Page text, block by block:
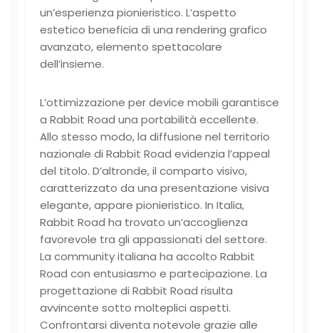
un’esperienza pionieristico. L’aspetto
estetico beneficia di una rendering grafico
avanzato, elemento spettacolare
dell’insieme.
L’ottimizzazione per device mobili garantisce
a Rabbit Road una portabilità eccellente.
Allo stesso modo, la diffusione nel territorio
nazionale di Rabbit Road evidenzia l’appeal
del titolo. D’altronde, il comparto visivo,
caratterizzato da una presentazione visiva
elegante, appare pionieristico. In Italia,
Rabbit Road ha trovato un’accoglienza
favorevole tra gli appassionati del settore.
La community italiana ha accolto Rabbit
Road con entusiasmo e partecipazione. La
progettazione di Rabbit Road risulta
avvincente sotto molteplici aspetti.
Confrontarsi diventa notevole grazie alle